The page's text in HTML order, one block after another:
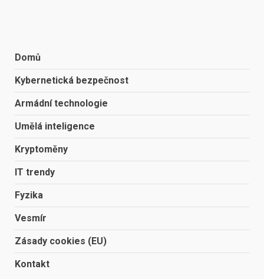
Domů
Kybernetická bezpečnost
Armádní technologie
Umělá inteligence
Kryptoměny
IT trendy
Fyzika
Vesmír
Zásady cookies (EU)
Kontakt